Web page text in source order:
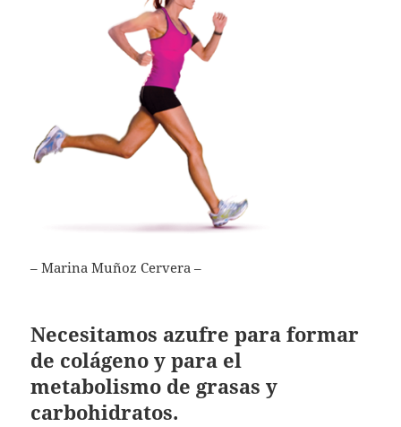
– Marina Muñoz Cervera –
Necesitamos azufre para formar
de colágeno y para el
metabolismo de grasas y
carbohidratos.